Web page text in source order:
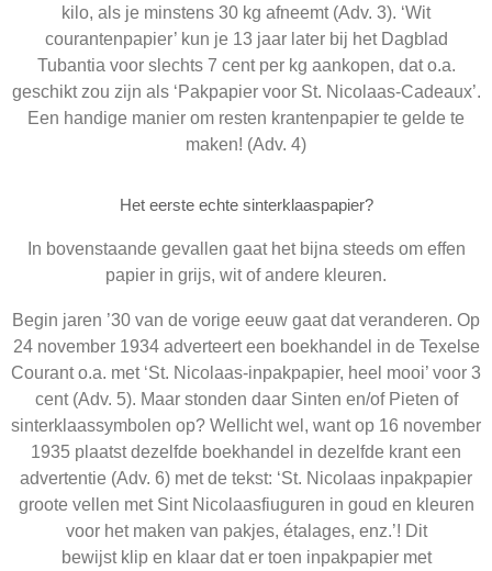
kilo, als je minstens 30 kg afneemt (Adv. 3). ‘Wit
courantenpapier’ kun je 13 jaar later bij het Dagblad
Tubantia voor slechts 7 cent per kg aankopen, dat o.a.
geschikt zou zijn als ‘Pakpapier voor St. Nicolaas-Cadeaux’.
Een handige manier om resten krantenpapier te gelde te
maken! (Adv. 4)
Het eerste echte sinterklaaspapier?
In bovenstaande gevallen gaat het bijna steeds om effen
papier in grijs, wit of andere kleuren.
Begin jaren ’30 van de vorige eeuw gaat dat veranderen. Op
24 november 1934 adverteert een boekhandel in de Texelse
Courant o.a. met ‘St. Nicolaas-inpakpapier, heel mooi’ voor 3
cent (Adv. 5). Maar stonden daar Sinten en/of Pieten of
sinterklaassymbolen op? Wellicht wel, want op 16 november
1935 plaatst dezelfde boekhandel in dezelfde krant een
advertentie (Adv. 6) met de tekst: ‘St. Nicolaas inpakpapier
groote vellen met Sint Nicolaasfiuguren in goud en kleuren
voor het maken van pakjes, étalages, enz.’! Dit
bewijst klip en klaar dat er toen inpakpapier met